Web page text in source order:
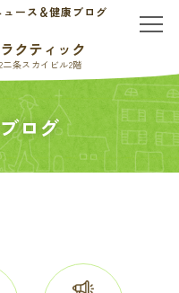
ース＆健康ブログ
クティック
条スカイビル2階
案内
みの方へ
ログ